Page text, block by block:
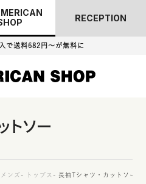
RECEPTION
で送料682円～が無料に
トソー
メンズ トップス 長袖Tシャツ・カットソー